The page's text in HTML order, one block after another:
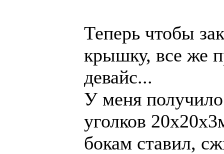
Теперь чтобы
крышку, все же
девайс...
У меня
уголков
бокам ставил,